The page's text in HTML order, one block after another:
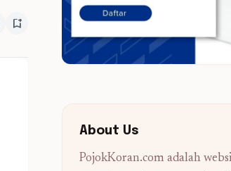
bookmark_add
About Us
PojokKoran.com adalah